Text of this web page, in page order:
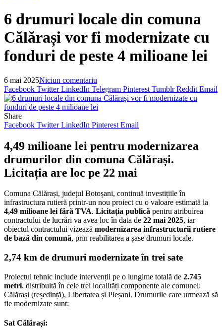
6 drumuri locale din comuna
Călărași vor fi modernizate cu
fonduri de peste 4 milioane lei
6 mai 2025Niciun comentariu
Facebook Twitter LinkedIn Telegram Pinterest Tumblr Reddit Email
Share
Facebook Twitter LinkedIn Pinterest Email
4,49 milioane lei pentru modernizarea
drumurilor din comuna Călărași.
Licitația are loc pe 22 mai
Comuna Călărași, județul Botoșani, continuă investițiile în
infrastructura rutieră printr-un nou proiect cu o valoare estimată la
4,49 milioane lei fără TVA. Licitația publică pentru atribuirea
contractului de lucrări va avea loc în data de 22 mai 2025, iar
obiectul contractului vizează modernizarea infrastructurii rutiere
de bază din comună, prin reabilitarea a șase drumuri locale.
2,74 km de drumuri modernizate în trei sate
Proiectul tehnic include intervenții pe o lungime totală de 2.745
metri, distribuită în cele trei localități componente ale comunei:
Călărași (reședință), Libertatea și Pleșani. Drumurile care urmează să
fie modernizate sunt:
Sat Călărași: